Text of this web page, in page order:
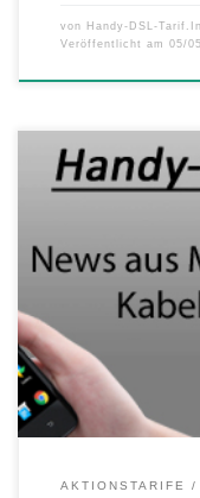
von Handy-DSL-
Veröffentlicht am 05/
30.06.2016 bereits ab
31.05.2016! Die
Smartphone Flat 500
AKTIONSTARIFE